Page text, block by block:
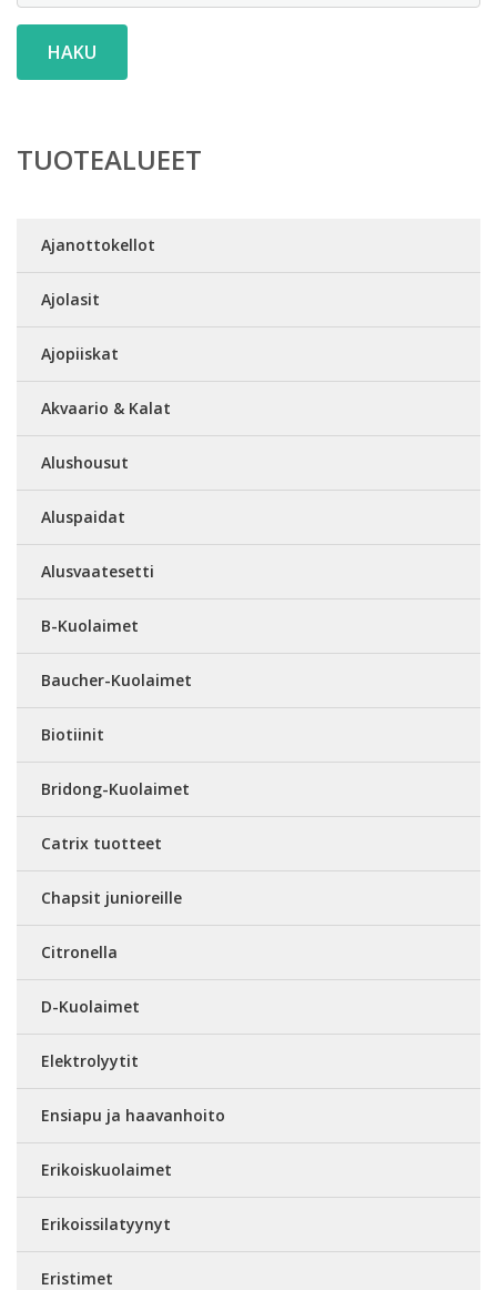
HAKU
TUOTEALUEET
Ajanottokellot
Ajolasit
Ajopiiskat
Akvaario & Kalat
Alushousut
Aluspaidat
Alusvaatesetti
B-Kuolaimet
Baucher-Kuolaimet
Biotiinit
Bridong-Kuolaimet
Catrix tuotteet
Chapsit junioreille
Citronella
D-Kuolaimet
Elektrolyytit
Ensiapu ja haavanhoito
Erikoiskuolaimet
Erikoissilatyynyt
Eristimet